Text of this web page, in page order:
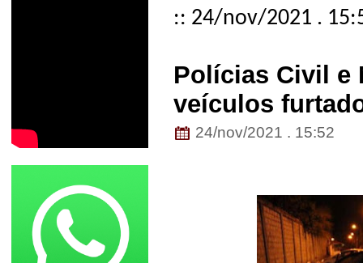
:: 24/nov/2021 .
Polícias Civil e
veículos
24/nov/2021 . 15:52